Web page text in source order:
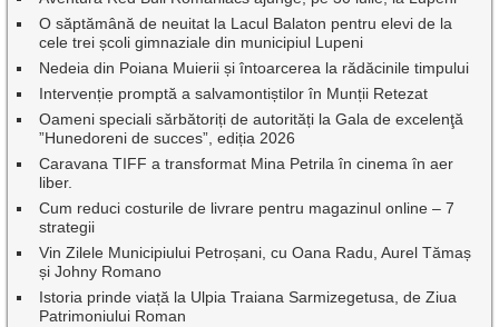
O săptămână de neuitat la Lacul Balaton pentru elevi de la
cele trei școli gimnaziale din municipiul Lupeni
Nedeia din Poiana Muierii și întoarcerea la rădăcinile timpului
Intervenție promptă a salvamontiștilor în Munții Retezat
Oameni speciali sărbătoriți de autorități la Gala de excelenţă
”Hunedoreni de succes”, ediția 2026
Caravana TIFF a transformat Mina Petrila în cinema în aer
liber.
Cum reduci costurile de livrare pentru magazinul online – 7
strategii
Vin Zilele Municipiului Petroșani, cu Oana Radu, Aurel Tămaș
și Johny Romano
Istoria prinde viață la Ulpia Traiana Sarmizegetusa, de Ziua
Patrimoniului Roman